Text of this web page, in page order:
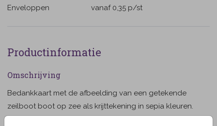
Enveloppen
vanaf 0,35 p/st
Productinformatie
Omschrijving
Bedankkaart met de afbeelding van een getekende
zeilboot boot op zee als krijttekening in sepia kleuren.